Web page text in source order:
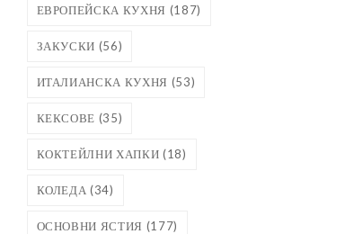
ЕВРОПЕЙСКА КУХНЯ (187)
ЗАКУСКИ (56)
ИТАЛИАНСКА КУХНЯ (53)
КЕКСОВЕ (35)
КОКТЕЙЛНИ ХАПКИ (18)
КОЛЕДА (34)
ОСНОВНИ ЯСТИЯ (177)